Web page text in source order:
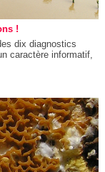
!
dix diagnostics
caractère informatif,